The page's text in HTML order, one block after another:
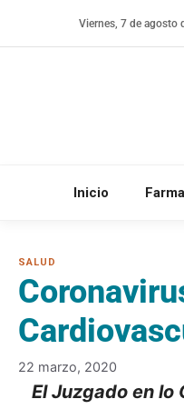
Viernes, 7 de agosto
Inicio
22 marzo, 2020
El Juzgado en lo